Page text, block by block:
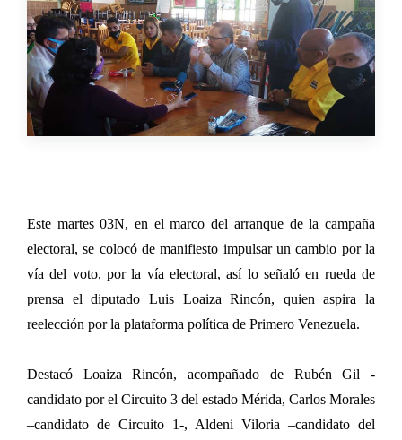
Este martes 03N, en el marco del arranque de la campaña
electoral, se colocó de manifiesto impulsar un cambio por la
vía del voto, por la vía electoral, así lo señaló en rueda de
prensa el diputado Luis Loaiza Rincón, quien aspira la
reelección por la plataforma política de Primero Venezuela.
Destacó Loaiza Rincón, acompañado de Rubén Gil -
candidato por el Circuito 3 del estado Mérida, Carlos Morales
–candidato de Circuito 1-, Aldeni Viloria –candidato del